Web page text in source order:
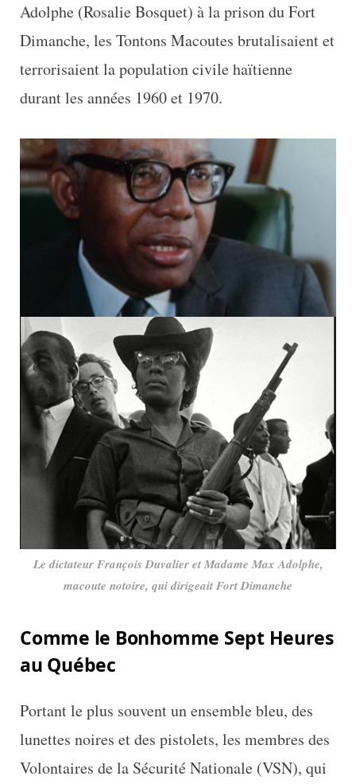
Adolphe (Rosalie Bosquet) à la prison du Fort
Dimanche, les Tontons Macoutes brutalisaient et
terrorisaient la population civile haïtienne
durant les années 1960 et 1970.
Le dictateur François Duvalier et Madame Max Adolphe,
macoute notoire, qui dirigeait Fort Dimanche
Comme le Bonhomme Sept Heures
au Québec
Portant le plus souvent un ensemble bleu, des
lunettes noires et des pistolets, les membres des
Volontaires de la Sécurité Nationale (VSN), qui